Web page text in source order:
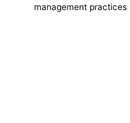
management practices